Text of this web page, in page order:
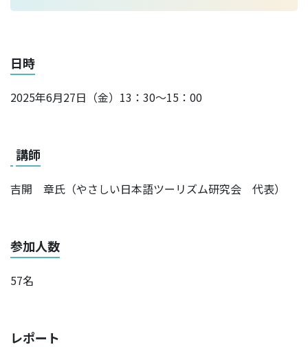
日時
2025年6月27日（金）13：30～15：00
講師
吉開 章氏（やさしい日本語ツーリズム研究会 代表）
参加人数
57名
レポート